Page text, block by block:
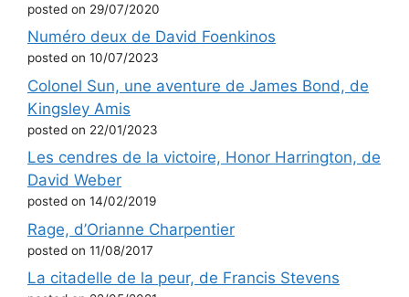
posted on 29/07/2020
Numéro deux de David Foenkinos
posted on 10/07/2023
Colonel Sun, une aventure de James Bond, de
Kingsley Amis
posted on 22/01/2023
Les cendres de la victoire, Honor Harrington, de
David Weber
posted on 14/02/2019
Rage, d’Orianne Charpentier
posted on 11/08/2017
La citadelle de la peur, de Francis Stevens